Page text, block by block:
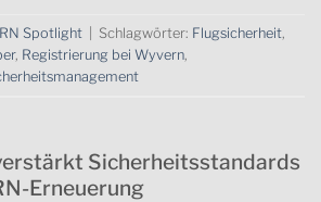
Spotlight Schlagwörter: Flugsicherheit,
, Registrierung bei Wyvern,
Sicherheitsstandards
Erneuerung